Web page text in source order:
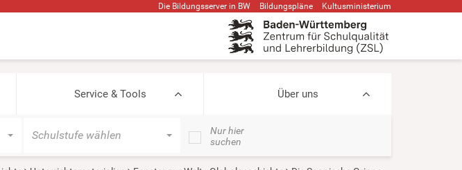
Die Bildungsserver in BW Bildungspläne Kultusministerium
Service & Tools Über uns
Schulstufe wählen
Nur hier
suchen